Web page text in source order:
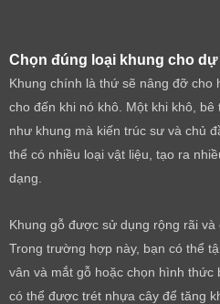
Chọn đúng loại khung cho dự
Khung chính là thứ sẽ nâng đỡ cho
cho đến khi nó khô. Một khi khô,
như khung mà kiến trúc sư và chủ
thể có nhiều loại vật liệu, tạo ra
dạng.
Khung gỗ được sử dụng rộng rãi và
Trong trường hợp này, bạn có thể
vân và mắt gỗ hoặc chọn hình thức
có thể được trét nhựa cây để tăng